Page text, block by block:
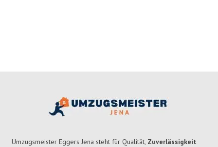
Umzugsmeister Eggers Jena steht für Qualität, Zuverlässigkeit